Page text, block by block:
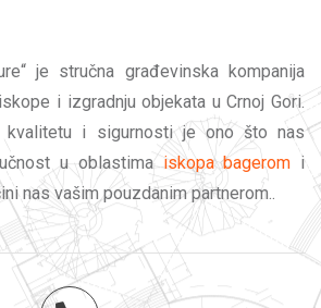
je stručna građevinska kompanija
i izgradnju objekata u Crnoj Gori.
kvalitetu i sigurnosti je ono što nas
u oblastimaiskopa bagerom i
nas vašim pouzdanim partnerom..